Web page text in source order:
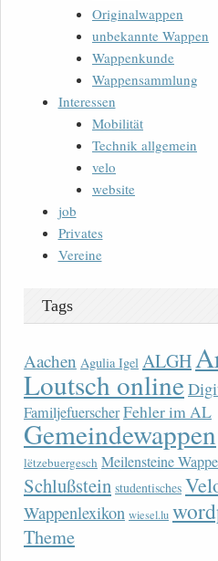
Originalwappen
unbekannte Wappen
Wappenkunde
Wappensammlung
Interessen
Mobilität
Technik allgemein
velo
website
job
Privates
Vereine
Tags
Aachen Agulia Igel ALGH
Loutsch online
FamiljefuerscherFehler im AL
Gemeindewappen
lëtzebuergesch Meilensteine
Schlußstein studentisches
Wappenlexikon wiesel.lu
Theme